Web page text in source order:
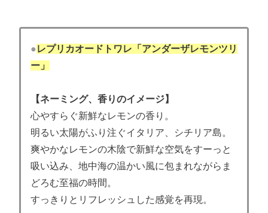
●レプリカオードトワレ「アンダーザレモンツリ
ー」
【ネーミング、香りのイメージ】
心やすらぐ新鮮なレモンの香り。
明るい太陽がふり注ぐイタリア、シチリア島。
爽やかなレモンの木陰で新鮮な空気をすーっと
吸い込み、地中海の温かい風に包まれながらま
どろむ至福の時間。
すっきりとリフレッシュした感覚を再現。